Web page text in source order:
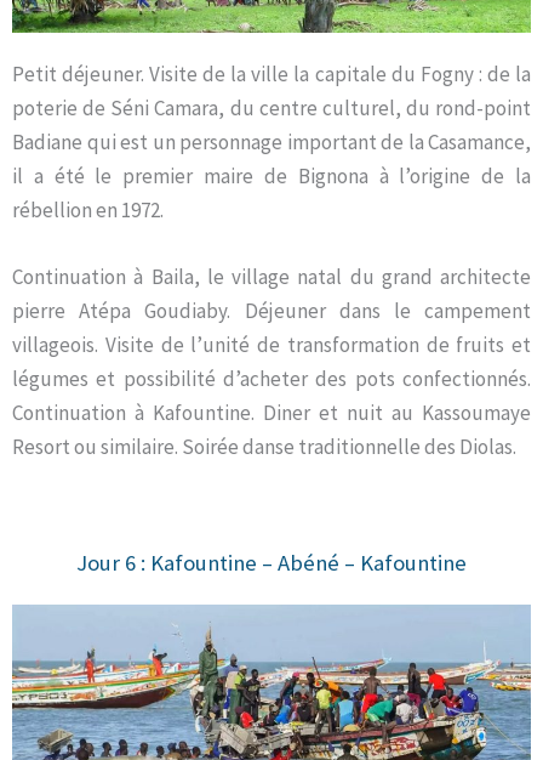
Petit déjeuner. Visite de la ville la capitale du Fogny : de la
poterie de Séni Camara, du centre culturel, du rond-point
Badiane qui est un personnage important de la Casamance,
il a été le premier maire de Bignona à l’origine de la
rébellion en 1972.
Continuation à Baila, le village natal du grand architecte
pierre Atépa Goudiaby. Déjeuner dans le campement
villageois. Visite de l’unité de transformation de fruits et
légumes et possibilité d’acheter des pots confectionnés.
Continuation à Kafountine. Diner et nuit au Kassoumaye
Resort ou similaire. Soirée danse traditionnelle des Diolas.
Jour 6 : Kafountine – Abéné – Kafountine